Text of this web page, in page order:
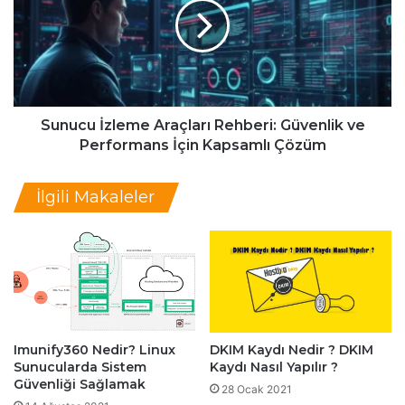
İ
n
t
e
E
r
i
m
u
u
İ
l
r
a
r
e
h
b
Sunucu İzleme Araçları Rehberi: Güvenlik ve
Performans İçin Kapsamlı Çözüm
İlgili Makaleler
Imunify360 Nedir? Linux
Sunucularda Sistem
Güvenliği Sağlamak
DKIM Kaydı Nedir ? DKIM
Kaydı Nasıl Yapılır ?
28 Ocak 2021